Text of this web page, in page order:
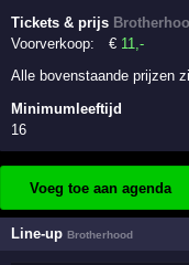
Tickets & prijs
Voorverkoop:
€ 11,-
Alle bovenstaande prijzen
Minimumleeftijd
16
Voeg toe aan agenda
Line-upBrotherhood